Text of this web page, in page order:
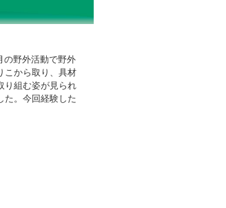
の野外活動で野外
こから取り、具材
り組む姿が見られ
た。今回経験した